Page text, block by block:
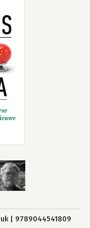
9789044541809